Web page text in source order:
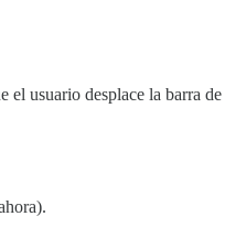
el usuario desplace la barra de